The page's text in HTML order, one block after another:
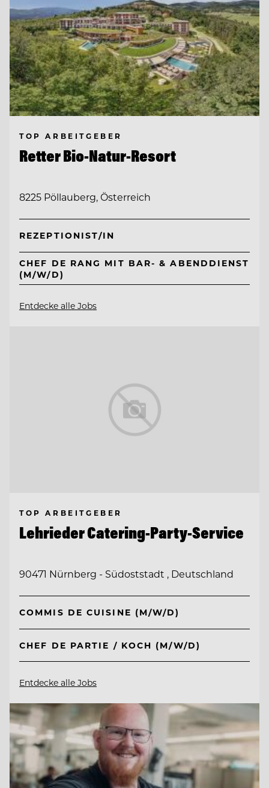
TOP ARBEITGEBER
Retter Bio-Natur-Resort
8225 Pöllauberg, Österreich
REZEPTIONIST/IN
CHEF DE RANG MIT BAR- & ABENDDIENST
(M/W/D)
Entdecke alle Jobs
TOP ARBEITGEBER
Lehrieder Catering-Party-Service
90471 Nürnberg - Südoststadt , Deutschland
COMMIS DE CUISINE (M/W/D)
CHEF DE PARTIE / KOCH (M/W/D)
Entdecke alle Jobs